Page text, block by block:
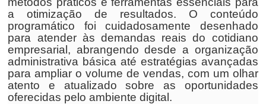
a otimização de resultados. O conteúdo
programático foi cuidadosamente desenhado
para atender às demandas reais do cotidiano
empresarial, abrangendo desde a organização
administrativa básica até estratégias avançadas
para ampliar o volume de vendas, com um olhar
atento e atualizado sobre as oportunidades
oferecidas pelo ambiente digital.